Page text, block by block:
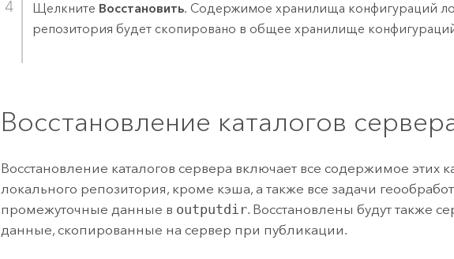
Щелкните Восстановить. Содержимое хранилища конфигураций
репозитория будет скопировано в общее хранилище
Восстановление каталогов
Восстановление каталогов сервера включает все содержимое этих
локального репозитория, кроме кэша, а также все задачи
промежуточные данные в outputdir. Восстановлены будут также
данные, скопированные на сервер при публикации.